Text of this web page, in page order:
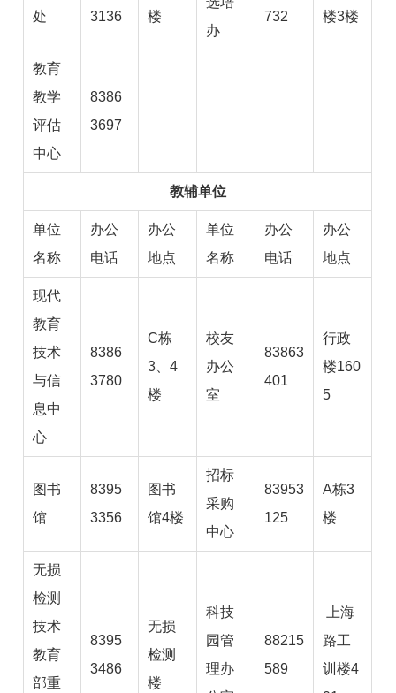
处 3136 楼
办
732 楼3楼
教育
教学
评估
中心
8386
3697
教辅单位
单位
名称
办公
电话
办公
地点
单位
名称
办公
电话
办公
地点
现代
教育
技术
与信
息中
心
8386
3780
C栋
3、4
楼
校友
办公
室
83863
401
行政
楼160
5
图书
馆
8395
3356
图书
馆4楼
招标
采购
中心
83953
125
A栋3
楼
无损
检测
技术
教育
部重
8395
3486
无损
检测
楼
科技
园管
理办
88215
589
上海
路工
训楼4